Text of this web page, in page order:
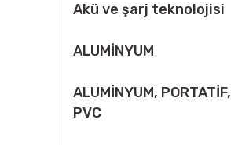
Akü ve şarj teknolojisi
ALUMİNYUM
ALUMİNYUM, PORTATİF,
PVC